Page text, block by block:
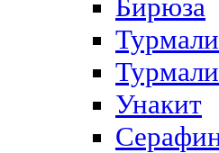
Бирюза
Унакит